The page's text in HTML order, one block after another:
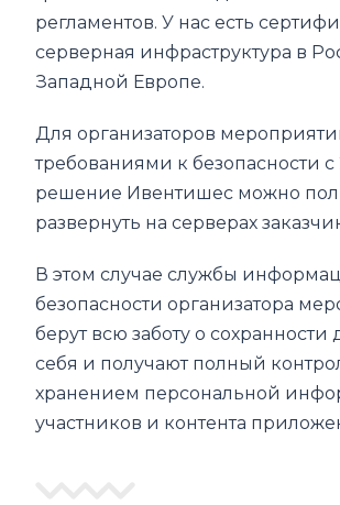
регламентов. У нас есть
серверная инфраструктура в
Западной Европе.
Для организаторов
требованиями к безопасности с
решение Ивентишес можно
развернуть на серверах
В этом случае службы
безопасности организатора
берут всю заботу о сохранности
себя и получают полный
хранением персональной
участников и контента